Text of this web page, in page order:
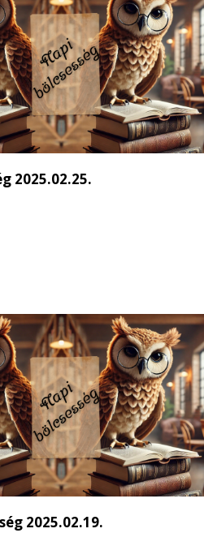
2025.02.25.
2025.02.19.